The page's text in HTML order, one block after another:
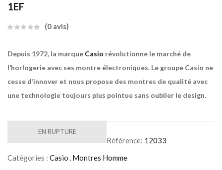
1EF
0 avis
Depuis 1972, la marque Casio révolutionne le marché de
l’horlogerie avec ses montre électroniques. Le groupe Casio ne
cesse d’innover et nous propose des montres de qualité avec
une technologie toujours plus pointue sans oublier le design.
EN RUPTURE
Référence: 12033
Catégories : Casio , Montres Homme